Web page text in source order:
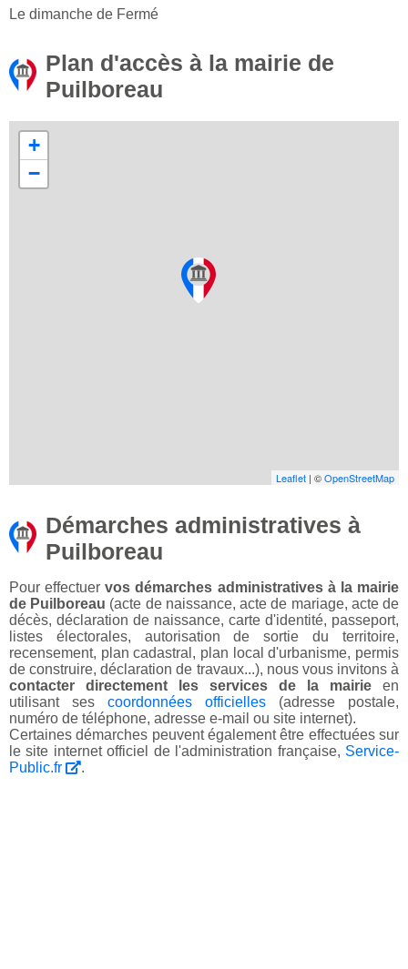
Le dimanche de Fermé
Plan d'accès à la mairie de
Puilboreau
+
−
Leaflet | ©OpenStreetMap
Démarches administratives à
Puilboreau
Pour effectuervos démarches administratives à la mairie
de Puilboreau (acte de naissance, acte de mariage, acte de
décès, déclaration de naissance, carte d'identité, passeport,
listes électorales, autorisation de sortie du territoire,
recensement, plan cadastral, plan local d'urbanisme, permis
de construire, déclaration de travaux...), nous vous invitons à
contacter directement les services de la mairie en
utilisant ses coordonnées officielles (adresse postale,
numéro de téléphone, adresse e-mail ou site internet).
Certaines démarches peuvent également être effectuées sur
le site internet officiel de l'administration française, Service-
Public.fr
.